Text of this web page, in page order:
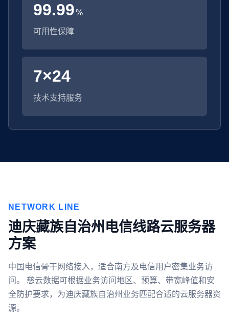
99.99%
可用性保障
7×24
技术支持服务
NETWORK LINE
迪庆藏族自治州电信线路云服务器
方案
中国电信骨干网络接入，适合南方及电信用户密集业务访
问。 慈云数据可根据业务访问地区、预算、带宽峰值和安
全防护要求，为迪庆藏族自治州业务匹配合适的云服务器资
源。